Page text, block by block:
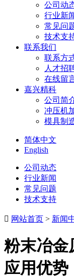
公司动
行业新
常见问
技术支
联系我们
联系方
人才招
在线留
嘉兴精科
公司简
冲压机
模具制
简体中文
English
公司动态
行业新闻
常见问题
技术支持
 网站首页 > 新闻
粉末冶金
应用优势